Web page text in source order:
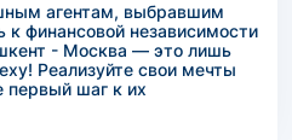
агентам, выбравшим
к финансовой независимости
- Москва — это лишь
Реализуйте свои мечты
первый шаг к их